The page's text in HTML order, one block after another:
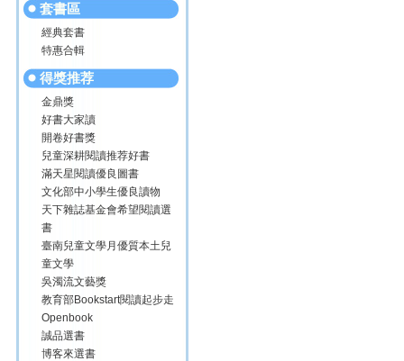
套書區
經典套書
特惠合輯
得獎推荐
金鼎獎
好書大家讀
開卷好書獎
兒童深耕閱讀推荐好書
滿天星閱讀優良圖書
文化部中小學生優良讀物
天下雜誌基金會希望閱讀選
書
臺南兒童文學月優質本土兒
童文學
吳濁流文藝獎
教育部Bookstart閱讀起步走
Openbook
誠品選書
博客來選書